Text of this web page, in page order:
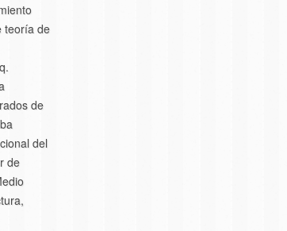
teoría de
de
del
de